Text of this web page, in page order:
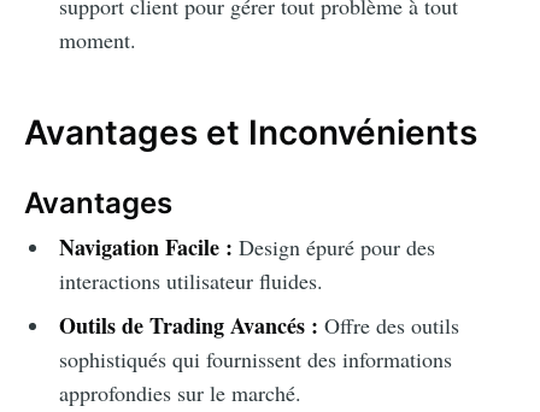
support client pour gérer tout problème à tout
moment.
Avantages et Inconvénients
Avantages
Navigation Facile : Design épuré pour des
interactions utilisateur fluides.
Outils de Trading Avancés : Offre des outils
sophistiqués qui fournissent des informations
approfondies sur le marché.